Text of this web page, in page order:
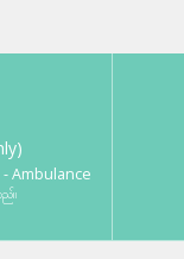
Ambulance
ည်။